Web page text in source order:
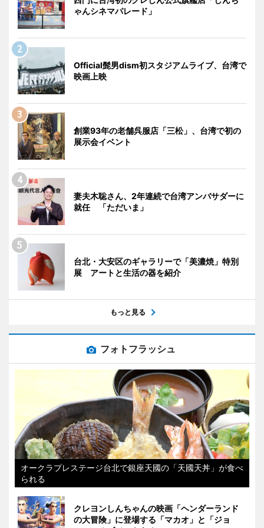
ゃんシネマパレード」
Official髭男dism初スタジアムライブ、台湾で
映画上映
創業93年の老舗呉服店「三松」、台湾で初の
展示会イベント
妻夫木聡さん、2年連続で台湾アンバサダーに
就任 「ただいま」
台北・大安区のギャラリーで「美濃焼」特別
展 アートと生活の器を紹介
もっと見る
フォトフラッシュ
オークラプレステージ台北で銀座天國の「天國天丼」が食べ
られる
クレヨンしんちゃんの映画「ヘンダーランド
の大冒険」に登場する「マカオ」と「ジョ